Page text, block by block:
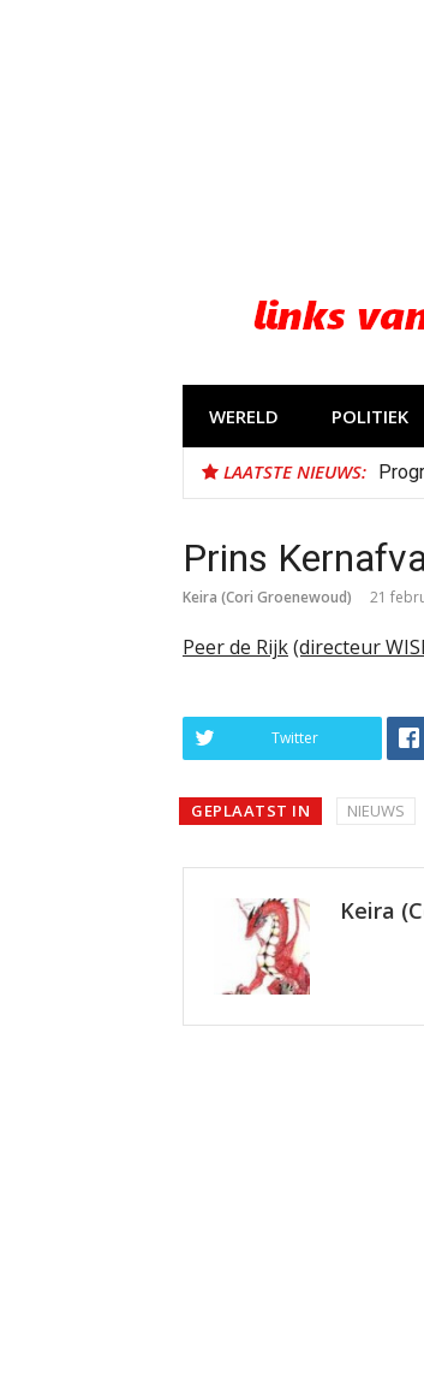
WERELD POLITIEK
LAATSTE NIEUWS:
Prins
Keira (Cori Groenewoud) 21
Peer de Rijk(directeur
Twitter
GEPLAATST IN NIEUWS
Keira